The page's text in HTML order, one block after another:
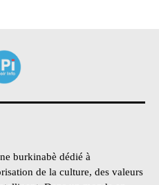
burkinabè dédié à
de la culture, des valeurs